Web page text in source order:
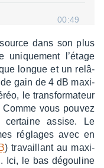
00:49
dans son plus
unique­ment l’étage
longue et un relâ­
gain de 4 dB maxi­
le trans­for­ma­teur
vous pouvez
certaine assise. Le
réglages avec en
) travaillant au maxi­
Ici, le bas dégou­line